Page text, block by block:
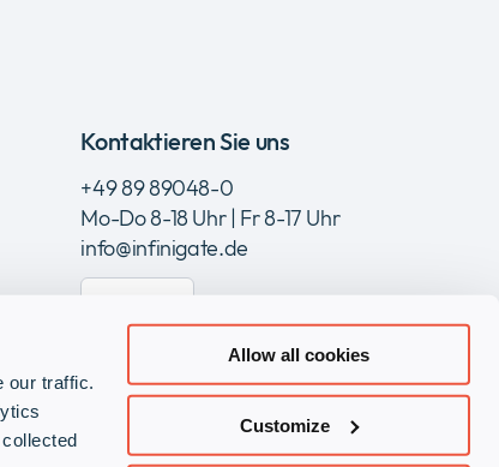
our traffic.
Allow all cookies
Customize
Kontaktieren Sie uns
+49 89 89048-0
Mo-Do 8-18 Uhr | Fr 8-17 Uhr
info@infinigate.de